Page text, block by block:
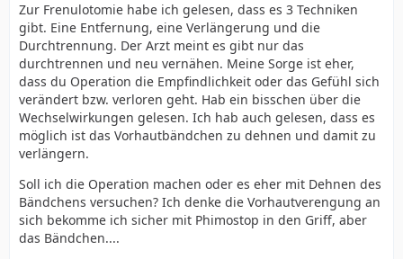
Zur Frenulotomie habe ich gelesen, dass es 3 Techniken
gibt. Eine Entfernung, eine Verlängerung und die
Durchtrennung. Der Arzt meint es gibt nur das
durchtrennen und neu vernähen. Meine Sorge ist eher,
dass du Operation die Empfindlichkeit oder das Gefühl sich
verändert bzw. verloren geht. Hab ein bisschen über die
Wechselwirkungen gelesen. Ich hab auch gelesen, dass es
möglich ist das Vorhautbändchen zu dehnen und damit zu
verlängern.
Soll ich die Operation machen oder es eher mit Dehnen des
Bändchens versuchen? Ich denke die Vorhautverengung an
sich bekomme ich sicher mit Phimostop in den Griff, aber
das Bändchen....